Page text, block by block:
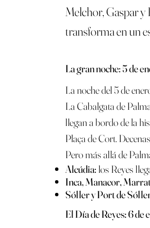
Melchor, Gaspar y
transforma en un
La gran noche: 5 de
La noche del 5 de
La Cabalgata de
llegan a bordo de la
Plaça de Cort.
Pero más allá de
Alcúdia: los Reyes
Inca, Manacor,
Sóller y Port de
El Día de Reyes: 6